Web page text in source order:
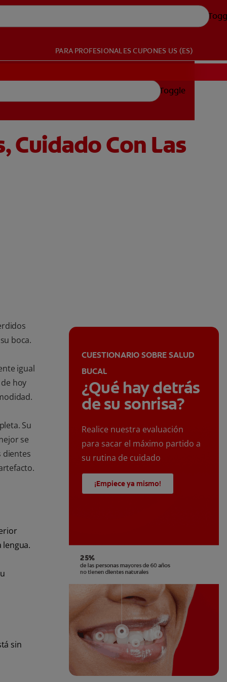
PARA PROFESIONALESCUPONES US (ES)
Toggle
Cuidado Con Las
boca.
igual
hoy
Su
se
dientes
sin
CUESTIONARIO SOBRE SALUD
BUCAL
¿Qué hay detrás
de su sonrisa?
Realice nuestra evaluación
para sacar el máximo partido a
su rutina de cuidado
¡Empiece ya mismo!